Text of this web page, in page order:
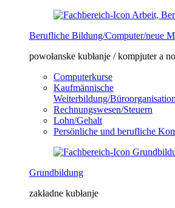
Berufliche Bildung/Computer/neue
powołanske kubłanje / kompjuter a
Computerkurse
Kaufmännische
Weiterbildung/
Rechnungswesen/Steuern
Lohn/Gehalt
Persönliche und berufliche
Grundbildung
zakładne kubłanje